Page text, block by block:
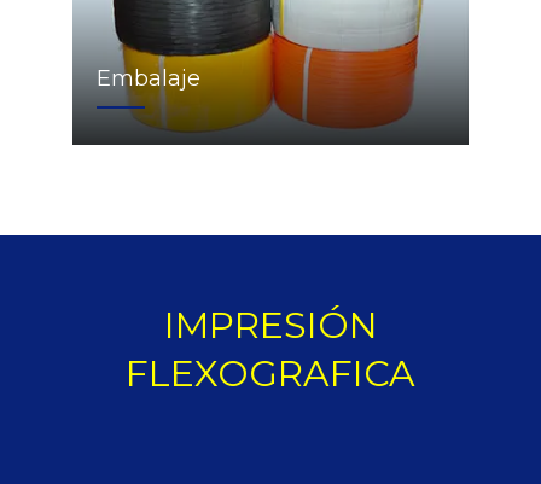
Embalaje
IMPRESIÓN
FLEXOGRAFICA